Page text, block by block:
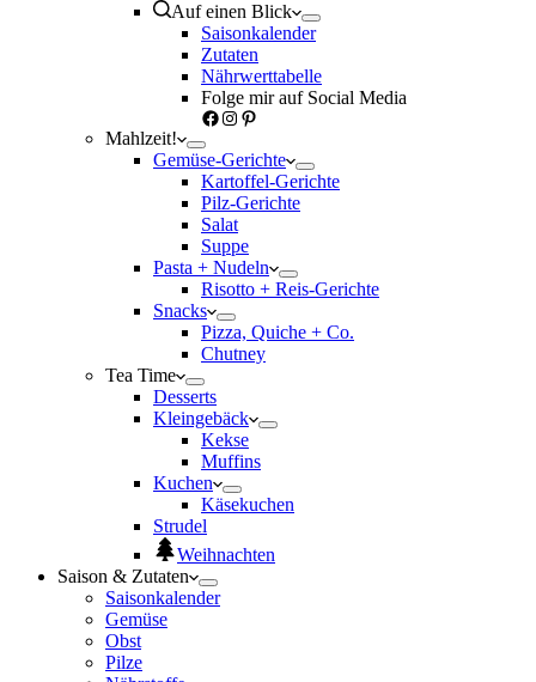
Auf einen Blick
Saisonkalender
Zutaten
Nährwerttabelle
Folge mir auf Social Media
Facebook
Instagram
Pinterest
Mahlzeit!
Gemüse-Gerichte
Kartoffel-Gerichte
Pilz-Gerichte
Salat
Suppe
Pasta + Nudeln
Risotto + Reis-Gerichte
Snacks
Pizza, Quiche + Co.
Chutney
Tea Time
Desserts
Kleingebäck
Kekse
Muffins
Kuchen
Käsekuchen
Strudel
Weihnachten
Saison & Zutaten
Saisonkalender
Gemüse
Obst
Pilze